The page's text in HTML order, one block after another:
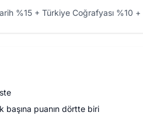
%15 + Türkiye Coğrafyası %10 +
puanın dörtte biri